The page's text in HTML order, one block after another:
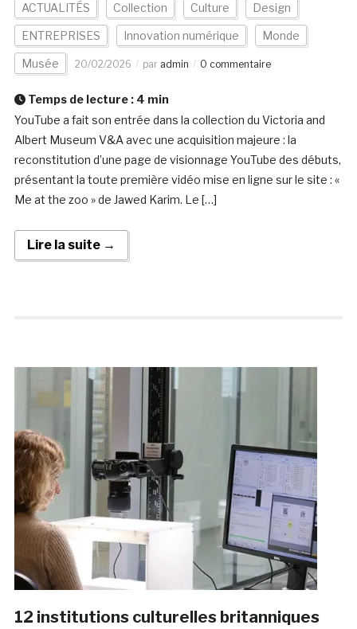
ACTUALITÉS Collection Culture Design
ENTREPRISES Innovation numérique Monde
Musée 20/02/2026 par admin 0 commentaire
Temps de lecture : 4 min
YouTube a fait son entrée dans la collection du Victoria and
Albert Museum V&A avec une acquisition majeure : la
reconstitution d’une page de visionnage YouTube des débuts,
présentant la toute première vidéo mise en ligne sur le site : «
Me at the zoo » de Jawed Karim. Le […]
Lire la suite →
12 institutions culturelles britanniques